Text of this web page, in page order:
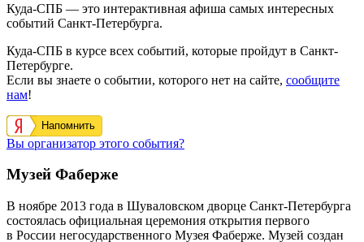
Куда-СПБ — это интерактивная афиша самых интересных
событий Санкт-Петербурга.
Куда-СПБ в курсе всех событий, которые пройдут в Санкт-
Петербурге.
Если вы знаете о событии, которого нет на сайте, сообщите
нам!
Напомнить
Вы организатор этого события?
Музей Фаберже
В ноябре 2013 года в Шуваловском дворце Санкт-Петербурга
состоялась официальная церемония открытия первого
в России негосударственного Музея Фаберже. Музей создан